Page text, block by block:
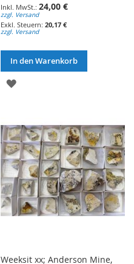
24,00 €
zzgl. Versand
20,17 €
zzgl. Versand
In den Warenkorb
ZUR
HINZUFÜGEN
Weeksit xx; Anderson Mine,